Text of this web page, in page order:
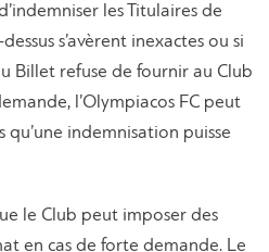
les Titulaires de
s’avèrent inexactes ou si
Billet refuse de fournir au Club
l’Olympiacos FC peut
qu’une indemnisation puisse
le Club peut imposer des
en cas de forte demande. Le